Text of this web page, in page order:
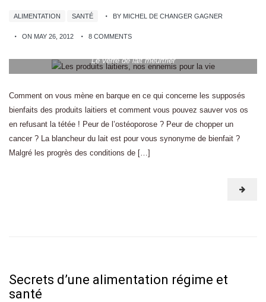
ALIMENTATION SANTÉ BY MICHEL DE CHANGER GAGNER
ON MAY 26, 2012 8 COMMENTS
Le verre de lait meurtrier
Comment on vous mène en barque en ce qui concerne les supposés
bienfaits des produits laitiers et comment vous pouvez sauver vos os
en refusant la tétée ! Peur de l’ostéoporose ? Peur de chopper un
cancer ? La blancheur du lait est pour vous synonyme de bienfait ?
Malgré les progrès des conditions de […]
Secrets d’une alimentation régime et
santé